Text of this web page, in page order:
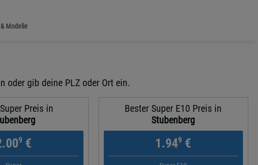
Modelle
oder gib deine PLZ oder Ort ein.
Preis in
9€
Bester Super E10 Preis in
Stubenberg
1.949 €